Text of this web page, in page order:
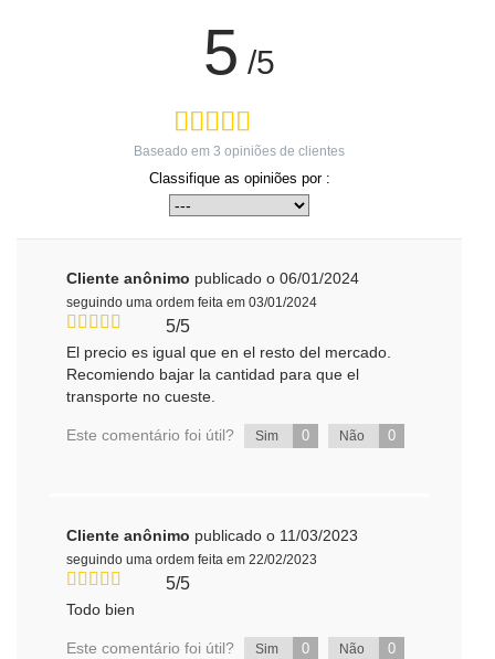
5 /5
Baseado em 3 opiniões de clientes
Classifique as opiniões por :
Cliente anônimo publicado o 06/01/2024
seguindo uma ordem feita em 03/01/2024
5/5
El precio es igual que en el resto del mercado.
Recomiendo bajar la cantidad para que el
transporte no cueste.
Este comentário foi útil? Sim 0 Não 0
Cliente anônimo publicado o 11/03/2023
seguindo uma ordem feita em 22/02/2023
5/5
Todo bien
Este comentário foi útil? Sim 0 Não 0